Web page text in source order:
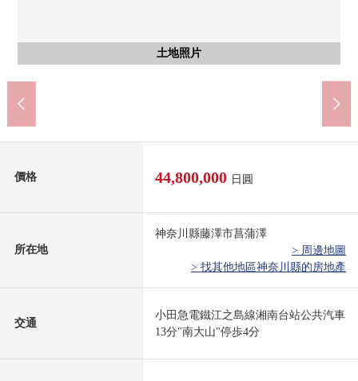
土地照片
土地照片
土地照片
含有前面道路的外觀
伊藤洋華堂湘南台商店(約350m)
ropia石川商店(約1070m)
7-Eleven藤澤菖蒲澤店(約100m)
Welcia藤澤石川商店(約1010m)
藤澤市立觀點小學(約3000m)
藤澤市立觀點中學(約2550m)
價格 44,800,000 日圓
所在地
神奈川縣藤澤市菖蒲澤
> 周邊地圖
> 找其他地區神奈川縣的房地產
交通
小田急電鐵江之島線湘南台站公共汽車
13分"南大山"停歩4分